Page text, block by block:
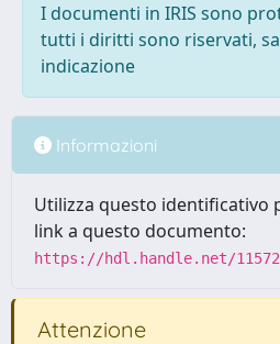
I documenti in IRIS sono
tutti i diritti sono riservati,
indicazione
Informazioni
Utilizza questo identificativo
link a questo documento:
https://hdl.handle.net/
Attenzione